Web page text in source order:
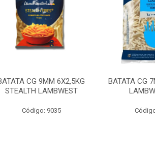
CG 9MM 6X2,5KG
STEALTH LAMBWEST
Código: 9035
BATATA CG